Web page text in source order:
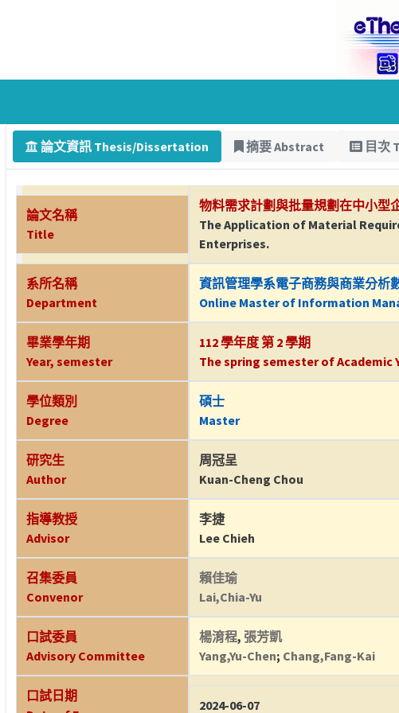
論文資訊 Thesis/Dissertation 摘要 Abstract 目次
論文名稱
Title
物料需求計劃與批量規劃在中小型
The Application of Material
Enterprises.
系所名稱
Department
資訊管理學系電子商務與商業分析
Online Master of Information
畢業學年期
Year, semester
112 學年度 第 2 學期
The spring semester of Academic
學位類別
Degree
碩士
Master
研究生
Author
周冠呈
Kuan-Cheng Chou
指導教授
Advisor
李捷
Lee Chieh
召集委員
Convenor
賴佳瑜
Lai,Chia-Yu
口試委員
Advisory Committee
楊淯程, 張芳凱
Yang,Yu-Chen; Chang,Fang-Kai
口試日期
2024-06-07